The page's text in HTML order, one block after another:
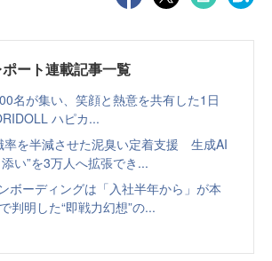
ート連載記事一覧
名が集い、笑顔と熱意を共有した1日
ハピカ...
率を半減させた泥臭い定着支援 生成AI
い”を3万人へ拡張でき...
ボーディングは「入社半年から」が本
判明した“即戦力幻想”の...